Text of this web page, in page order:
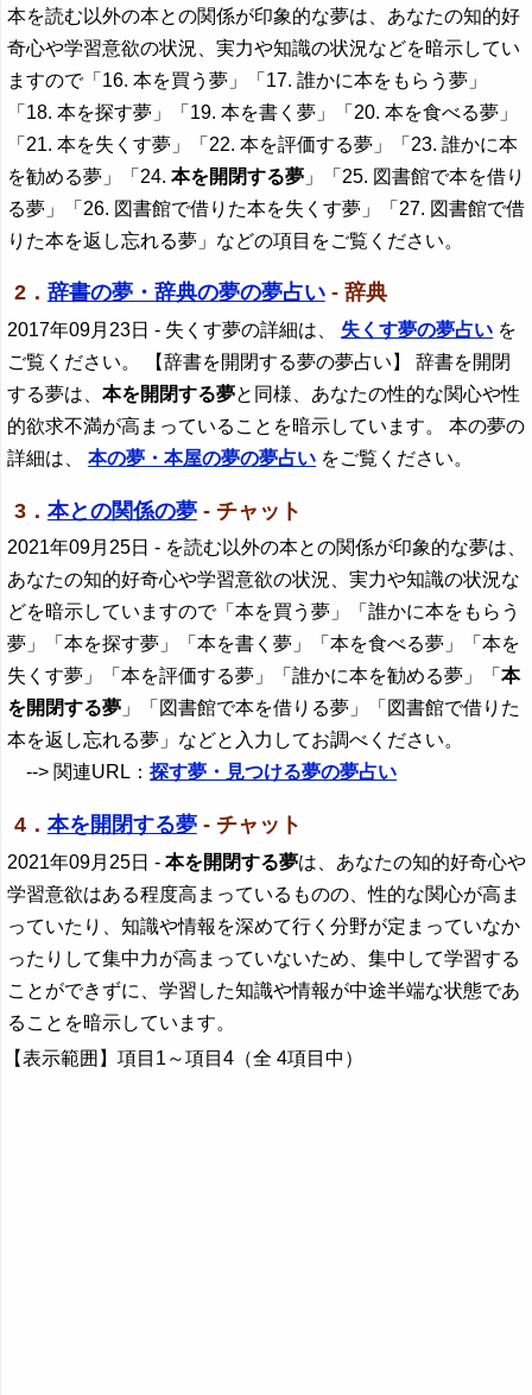
本を読む以外の本との関係が印象的な夢は、あなたの知的好
奇心や学習意欲の状況、実力や知識の状況などを暗示してい
ますので「16. 本を買う夢」「17. 誰かに本をもらう夢」
「18. 本を探す夢」「19. 本を書く夢」「20. 本を食べる夢」
「21. 本を失くす夢」「22. 本を評価する夢」「23. 誰かに本
を勧める夢」「24.本を開閉する夢 」「25. 図書館で本を借り
る夢」「26. 図書館で借りた本を失くす夢」「27. 図書館で借
りた本を返し忘れる夢」などの項目をご覧ください。
2． 辞書の夢・辞典の夢の夢占い- 辞典
2017年09月23日 - 失くす夢の詳細は、 失くす夢の夢占い を
ご覧ください。 【辞書を開閉する夢の夢占い】 辞書を開閉
する夢は、本を開閉する夢と同様、あなたの性的な関心や性
的欲求不満が高まっていることを暗示しています。 本の夢の
詳細は、本の夢・本屋の夢の夢占い をご覧ください。
3． 本との関係の夢- チャット
2021年09月25日 - を読む以外の本との関係が印象的な夢は、
あなたの知的好奇心や学習意欲の状況、実力や知識の状況な
どを暗示していますので「本を買う夢」「誰かに本をもらう
夢」「本を探す夢」「本を書く夢」「本を食べる夢」「本を
失くす夢」「本を評価する夢」「誰かに本を勧める夢」「本
を開閉する夢 」「図書館で本を借りる夢」「図書館で借りた
本を返し忘れる夢」などと入力してお調べください。
--> 関連URL：探す夢・見つける夢の夢占い
4． 本を開閉する夢- チャット
2021年09月25日 -本を開閉する夢は、あなたの知的好奇心や
学習意欲はある程度高まっているものの、性的な関心が高ま
っていたり、知識や情報を深めて行く分野が定まっていなか
ったりして集中力が高まっていないため、集中して学習する
ことができずに、学習した知識や情報が中途半端な状態であ
ることを暗示しています。
【表示範囲】項目1～項目4（全 4項目中）